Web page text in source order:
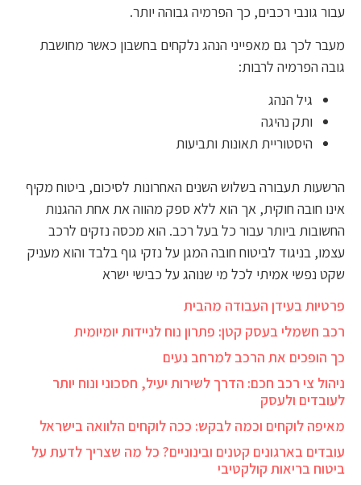
עבור גונבי רכבים, כך הפרמיה גבוהה יותר.
מעבר לכך גם מאפייני הנהג נלקחים בחשבון כאשר מחושבת
גובה הפרמיה לרבות:
גיל הנהג
ותק נהיגה
היסטוריית תאונות ותביעות
הרשעות תעבורה בשלוש השנים האחרונות לסיכום, ביטוח מקיף
אינו חובה חוקית, אך הוא ללא ספק מהווה את אחת ההגנות
החשובות ביותר עבור כל בעל רכב. הוא מכסה נזקים לרכב
עצמו, בניגוד לביטוח חובה המגן על נזקי גוף בלבד והוא מעניק
שקט נפשי אמיתי לכל מי שנוהג על כבישי ישרא
פרטיות בעידן העבודה מהבית
רכב חשמלי בעסק קטן: פתרון נוח לניידות יומיומית
כך הופכים את הרכב למרחב נעים
ניהול צי רכב חכם: הדרך לשירות יעיל, חסכוני ונוח יותר
לעובדים ולעסק
מאיפה לוקחים וכמה לבקש: ככה לוקחים הלוואה בישראל
עובדים בארגונים קטנים ובינוניים? כל מה שצריך לדעת על
ביטוח בריאות קולקטיבי